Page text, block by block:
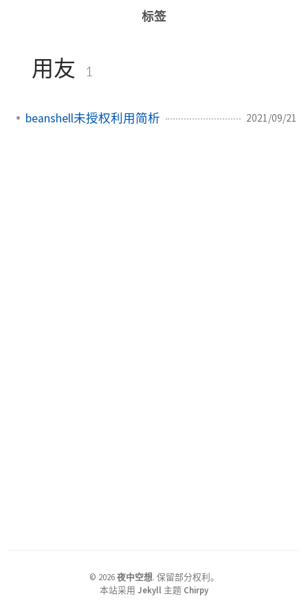
标签
用友 1
beanshell未授权利用简析 2021/09/21
© 2026 夜中空想. 保留部分权利。
本站采用 Jekyll 主题 Chirpy